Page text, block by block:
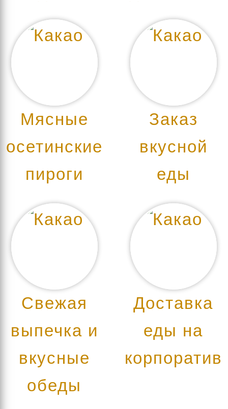
Мясные
осетинские
пироги
Заказ
вкусной
еды
Свежая
выпечка и
вкусные
обеды
Доставка
еды на
корпоратив